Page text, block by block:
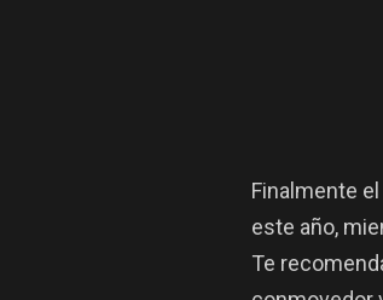
Finalmente
este año,
Te